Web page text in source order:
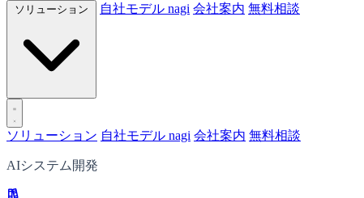
自社モデル nagi 会社案内 無料相談
ソリューション 自社モデル nagi 会社案内 無料相談
AIシステム開発